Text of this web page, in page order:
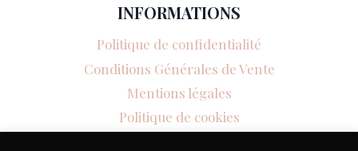
INFORMATIONS
Politique de confidentialité
Conditions Générales de Vente
Mentions légales
Politique de cookies